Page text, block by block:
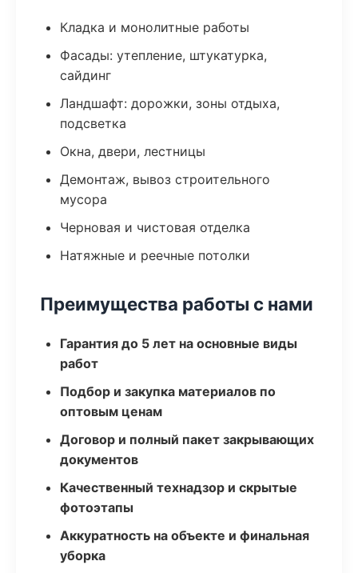
Кладка и монолитные работы
Фасады: утепление, штукатурка,
сайдинг
Ландшафт: дорожки, зоны отдыха,
подсветка
Окна, двери, лестницы
Демонтаж, вывоз строительного
мусора
Черновая и чистовая отделка
Натяжные и реечные потолки
Преимущества работы с нами
Гарантия до 5 лет на основные виды
работ
Подбор и закупка материалов по
оптовым ценам
Договор и полный пакет закрывающих
документов
Качественный технадзор и скрытые
фотоэтапы
Аккуратность на объекте и финальная
уборка